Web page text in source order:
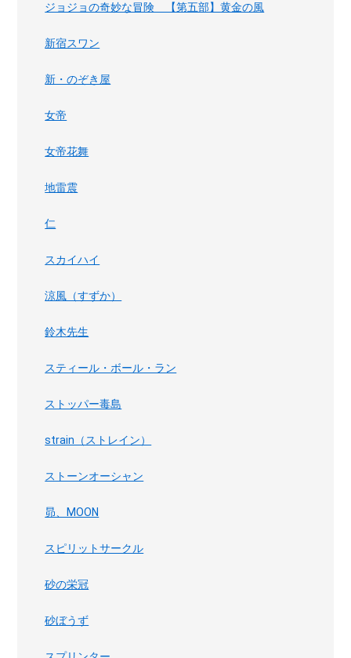
ジョジョの奇妙な冒険 【第五部】黄金の風
新宿スワン
新・のぞき屋
女帝
女帝花舞
地雷震
仁
スカイハイ
涼風（すずか）
鈴木先生
スティール・ボール・ラン
ストッパー毒島
strain（ストレイン）
ストーンオーシャン
昴、MOON
スピリットサークル
砂の栄冠
砂ぼうず